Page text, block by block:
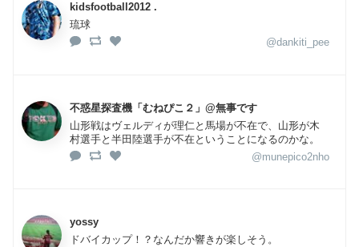
kidsfootball2012 .
琉球
@dankiti_pee
不惑星探査機「むねぴこ２」@無事です
山形戦はヴェルディが理仁と馬場が不在で、山形が木
村選手と半田陸選手が不在ということになるのかな。
@munepico2nho
yossy
ドバイカップ！？なんだか響きが楽しそう。